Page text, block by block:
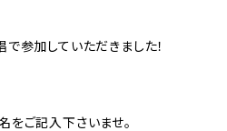
参加していただきました！
ご記入下さいませ。